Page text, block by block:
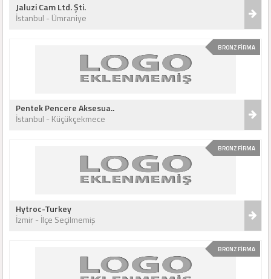
Jaluzi Cam Ltd. Şti.
İstanbul - Ümraniye
BRONZ FİRMA
Pentek Pencere Aksesua..
İstanbul - Küçükçekmece
BRONZ FİRMA
Hytroc-Turkey
İzmir - İlçe Seçilmemiş
BRONZ FİRMA